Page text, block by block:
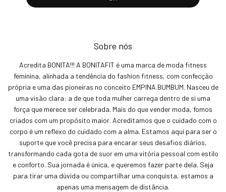
Sobre nós
Acredita BONITA!!! A BONITAFIT é uma marca de moda fitness
feminina, alinhada a tendência do fashion fitness, com confecção
própria e uma das pioneiras no conceito EMPINA BUMBUM. Nasceu de
uma visão clara: a de que toda mulher carrega dentro de si uma
força que merece ser celebrada. Mais do que vender moda, fomos
criados com um propósito maior. Acreditamos que o cuidado com o
corpo é um reflexo do cuidado com a alma. Estamos aqui para ser o
suporte que você precisa para encarar seus desafios diários,
transformando cada gota de suor em uma vitória pessoal com estilo
e conforto. Sua jornada é única, e queremos fazer parte dela. Seja
para tirar uma dúvida ou compartilhar uma conquista, estamos a
apenas uma mensagem de distância.